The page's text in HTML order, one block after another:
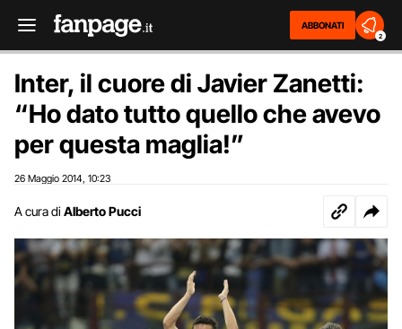
ABBONATI
2
Inter, il cuore di Javier Zanetti:
“Ho dato tutto quello che avevo
per questa maglia!”
26 Maggio 2014 10:23
A cura di Alberto Pucci